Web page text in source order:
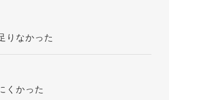
りなかった
くかった